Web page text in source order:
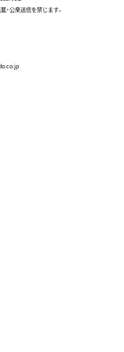
・公衆送信を禁じます。